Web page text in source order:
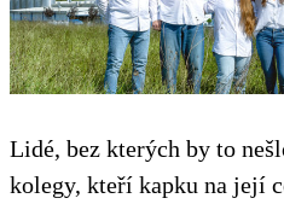
Lidé, bez kterých by to
kolegy, kteří kapku na její